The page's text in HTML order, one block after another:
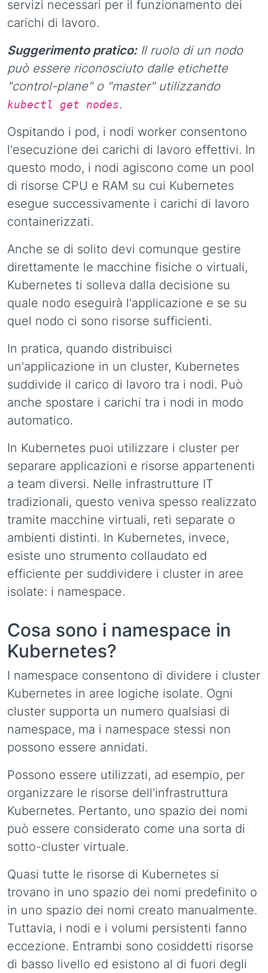
servizi necessari per il funzionamento dei
carichi di lavoro.
Suggerimento pratico:Il ruolo di un nodo
può essere riconosciuto dalle etichette
"control-plane" o "master" utilizzando
kubectl get nodes.
Ospitando i pod, i nodi worker consentono
l'esecuzione dei carichi di lavoro effettivi. In
questo modo, i nodi agiscono come un pool
di risorse CPU e RAM su cui Kubernetes
esegue successivamente i carichi di lavoro
containerizzati.
Anche se di solito devi comunque gestire
direttamente le macchine fisiche o virtuali,
Kubernetes ti solleva dalla decisione su
quale nodo eseguirà l'applicazione e se su
quel nodo ci sono risorse sufficienti.
In pratica, quando distribuisci
un'applicazione in un cluster, Kubernetes
suddivide il carico di lavoro tra i nodi. Può
anche spostare i carichi tra i nodi in modo
automatico.
In Kubernetes puoi utilizzare i cluster per
separare applicazioni e risorse appartenenti
a team diversi. Nelle infrastrutture IT
tradizionali, questo veniva spesso realizzato
tramite macchine virtuali, reti separate o
ambienti distinti. In Kubernetes, invece,
esiste uno strumento collaudato ed
efficiente per suddividere i cluster in aree
isolate: i namespace.
Cosa sono i namespace in
Kubernetes?
I namespace consentono di dividere i cluster
Kubernetes in aree logiche isolate. Ogni
cluster supporta un numero qualsiasi di
namespace, ma i namespace stessi non
possono essere annidati.
Possono essere utilizzati, ad esempio, per
organizzare le risorse dell'infrastruttura
Kubernetes. Pertanto, uno spazio dei nomi
può essere considerato come una sorta di
sotto-cluster virtuale.
Quasi tutte le risorse di Kubernetes si
trovano in uno spazio dei nomi predefinito o
in uno spazio dei nomi creato manualmente.
Tuttavia, i nodi e i volumi persistenti fanno
eccezione. Entrambi sono cosiddetti risorse
di basso livello ed esistono al di fuori degli